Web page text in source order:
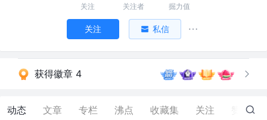
关注 关注者 掘力值
关注 私信
获得徽章 4
动态 文章 专栏 沸点 收藏集 关注 9